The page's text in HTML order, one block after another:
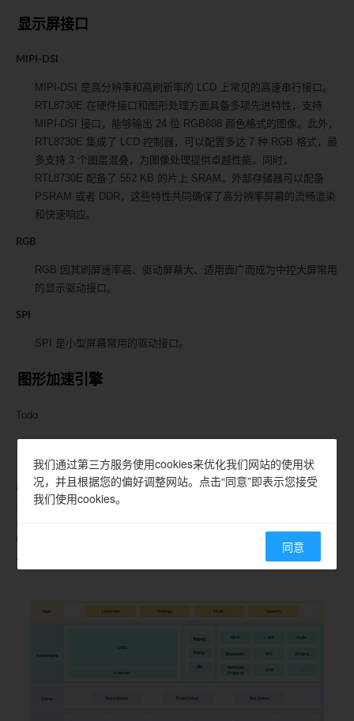
显示屏接口
MIPI-DSI
MIPI-DSI 是高分辨率和高刷新率的 LCD 上常见的高速串行接口。
RTL8730E 在硬件接口和图形处理方面具备多项先进特性，支持
MIPI-DSI 接口，能够输出 24 位 RGB888 颜色格式的图像。此外，
RTL8730E 集成了 LCD 控制器，可以配置多达 7 种 RGB 格式，最
多支持 3 个图层混叠，为图像处理提供卓越性能。同时，
RTL8730E 配备了 552 KB 的片上 SRAM，外部存储器可以配备
PSRAM 或者 DDR，这些特性共同确保了高分辨率屏幕的流畅渲染
和快速响应。
RGB
RGB 因其刷屏速率高、驱动屏幕大、适用面广而成为中控大屏常用
的显示驱动接口。
SPI
SPI 是小型屏幕常用的驱动接口。
图形加速引擎
Todo
Ameba 显示架构采用 LVGL 作为 GUI 引擎。LVGL 是目前最流行的免
费开源嵌入式图形库，可为各类 MCU、 MPU 和显示类型创建精美用户
界面。该架构不仅提供 LVGL 的参考移植实现和多种驱动方案，还集成
Wi-Fi /蓝牙功能、智能语音算法及常用网络协议栈，广泛应用于消费电
子和家电领域
我们通过第三方服务使用cookies来优化我们网站的使用状
况，并且根据您的偏好调整网站。点击“同意”即表示您接受
我们使用cookies。
同意